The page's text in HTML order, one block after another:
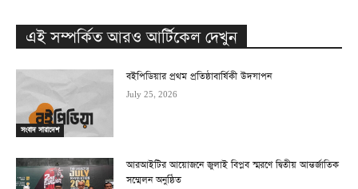
এই সম্পর্কিত আরও আর্টিকেল দেখুন
সংবাদ সারাদেশ
বইপিডিয়ার প্রথম প্রতিষ্ঠাবার্ষিকী উদযাপন
July 25, 2026
আরআইটির আয়োজনে জুলাই বিপ্লব স্মরণে দ্বিতীয় আন্তর্জাতিক
সম্মেলন অনুষ্ঠিত